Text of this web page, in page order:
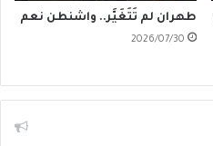
طهران لم تَتَغَيَّر.. واشنطن نعم
2026/07/30